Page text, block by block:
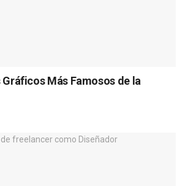
Más Famosos de la